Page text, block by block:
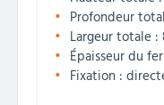
Profondeur
Largeur totale :
Épaisseur du
Fixation :